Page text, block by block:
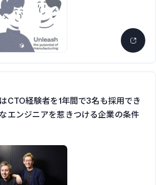
CTO経験者を1年間で3名も採用でき
エンジニアを惹きつける企業の条件